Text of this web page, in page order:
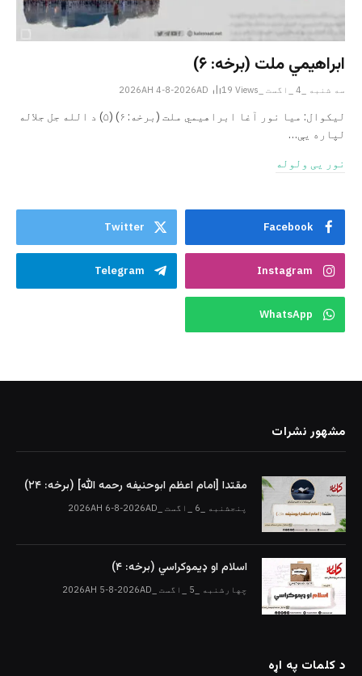
ابراهيمي ملت (برخه: ۶)
سه شنبه _4 _اگست _2026AH 4-8-2026AD 19 Views
ليکوال: میا نور آغا ابراهيمي ملت (برخه: ۶) (۵) د الله جل جلاله
لپاره یې…
نور یی ولوله
Facebook
Twitter
Instagram
Telegram
WhatsApp
مشهور نشرات
مقتدا [امام اعظم ابوحنیفه رحمه الله‎] (برخه: ۲۴)
پنجشنبه _6 _اگست _2026AH 6-8-2026AD
اسلام او ډیموکراسي (برخه: ۴)
چهارشنبه _5 _اگست _2026AH 5-8-2026AD
د کلمات په اړه